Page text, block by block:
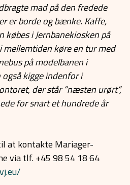
mad på den fredede
er borde og bænke. Kaffe,
købes i Jernbanekiosken på
mellemtiden køre en tur med
på modelbanen i
kigge indenfor i
der står ”næsten urørt”,
for snart et hundrede år
at kontakte Mariager-
via tlf. +45 98 54 18 64